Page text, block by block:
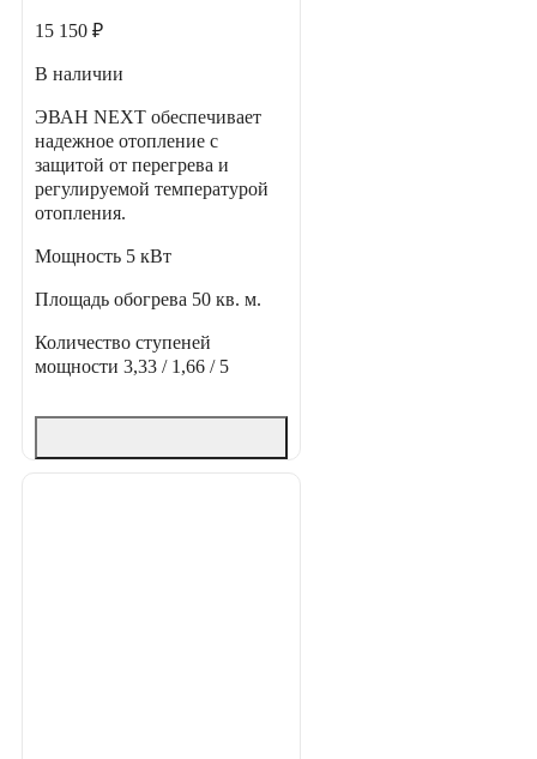
15 150 ₽
В наличии
ЭВАН NEXT обеспечивает
надежное отопление с
защитой от перегрева и
регулируемой температурой
отопления.
Мощность 5 кВт
Площадь обогрева 50 кв. м.
Количество ступеней
мощности 3,33 / 1,66 / 5